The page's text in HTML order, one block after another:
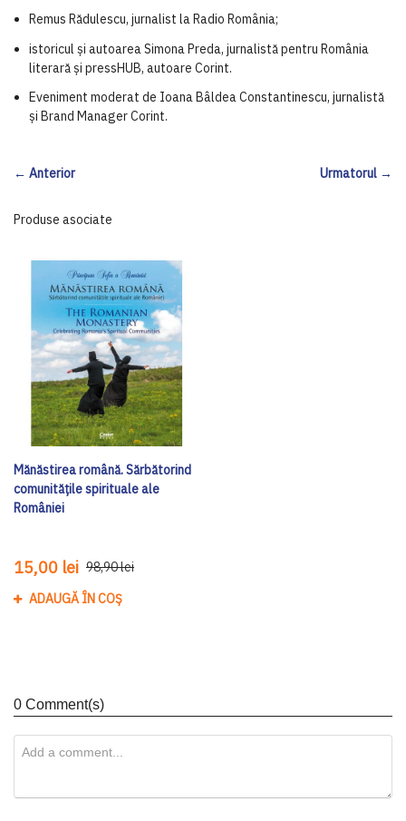
Remus Rădulescu, jurnalist la Radio România;
istoricul și autoarea Simona Preda, jurnalistă pentru România
literară și pressHUB, autoare Corint.
Eveniment moderat de Ioana Bâldea Constantinescu, jurnalistă
și Brand Manager Corint.
← Anterior Urmatorul →
Produse asociate
Mănăstirea română. Sărbătorind
comunitățile spirituale ale
României
15,00 lei 98,90 lei
ADAUGĂ ÎN COȘ
0 Comment(s)